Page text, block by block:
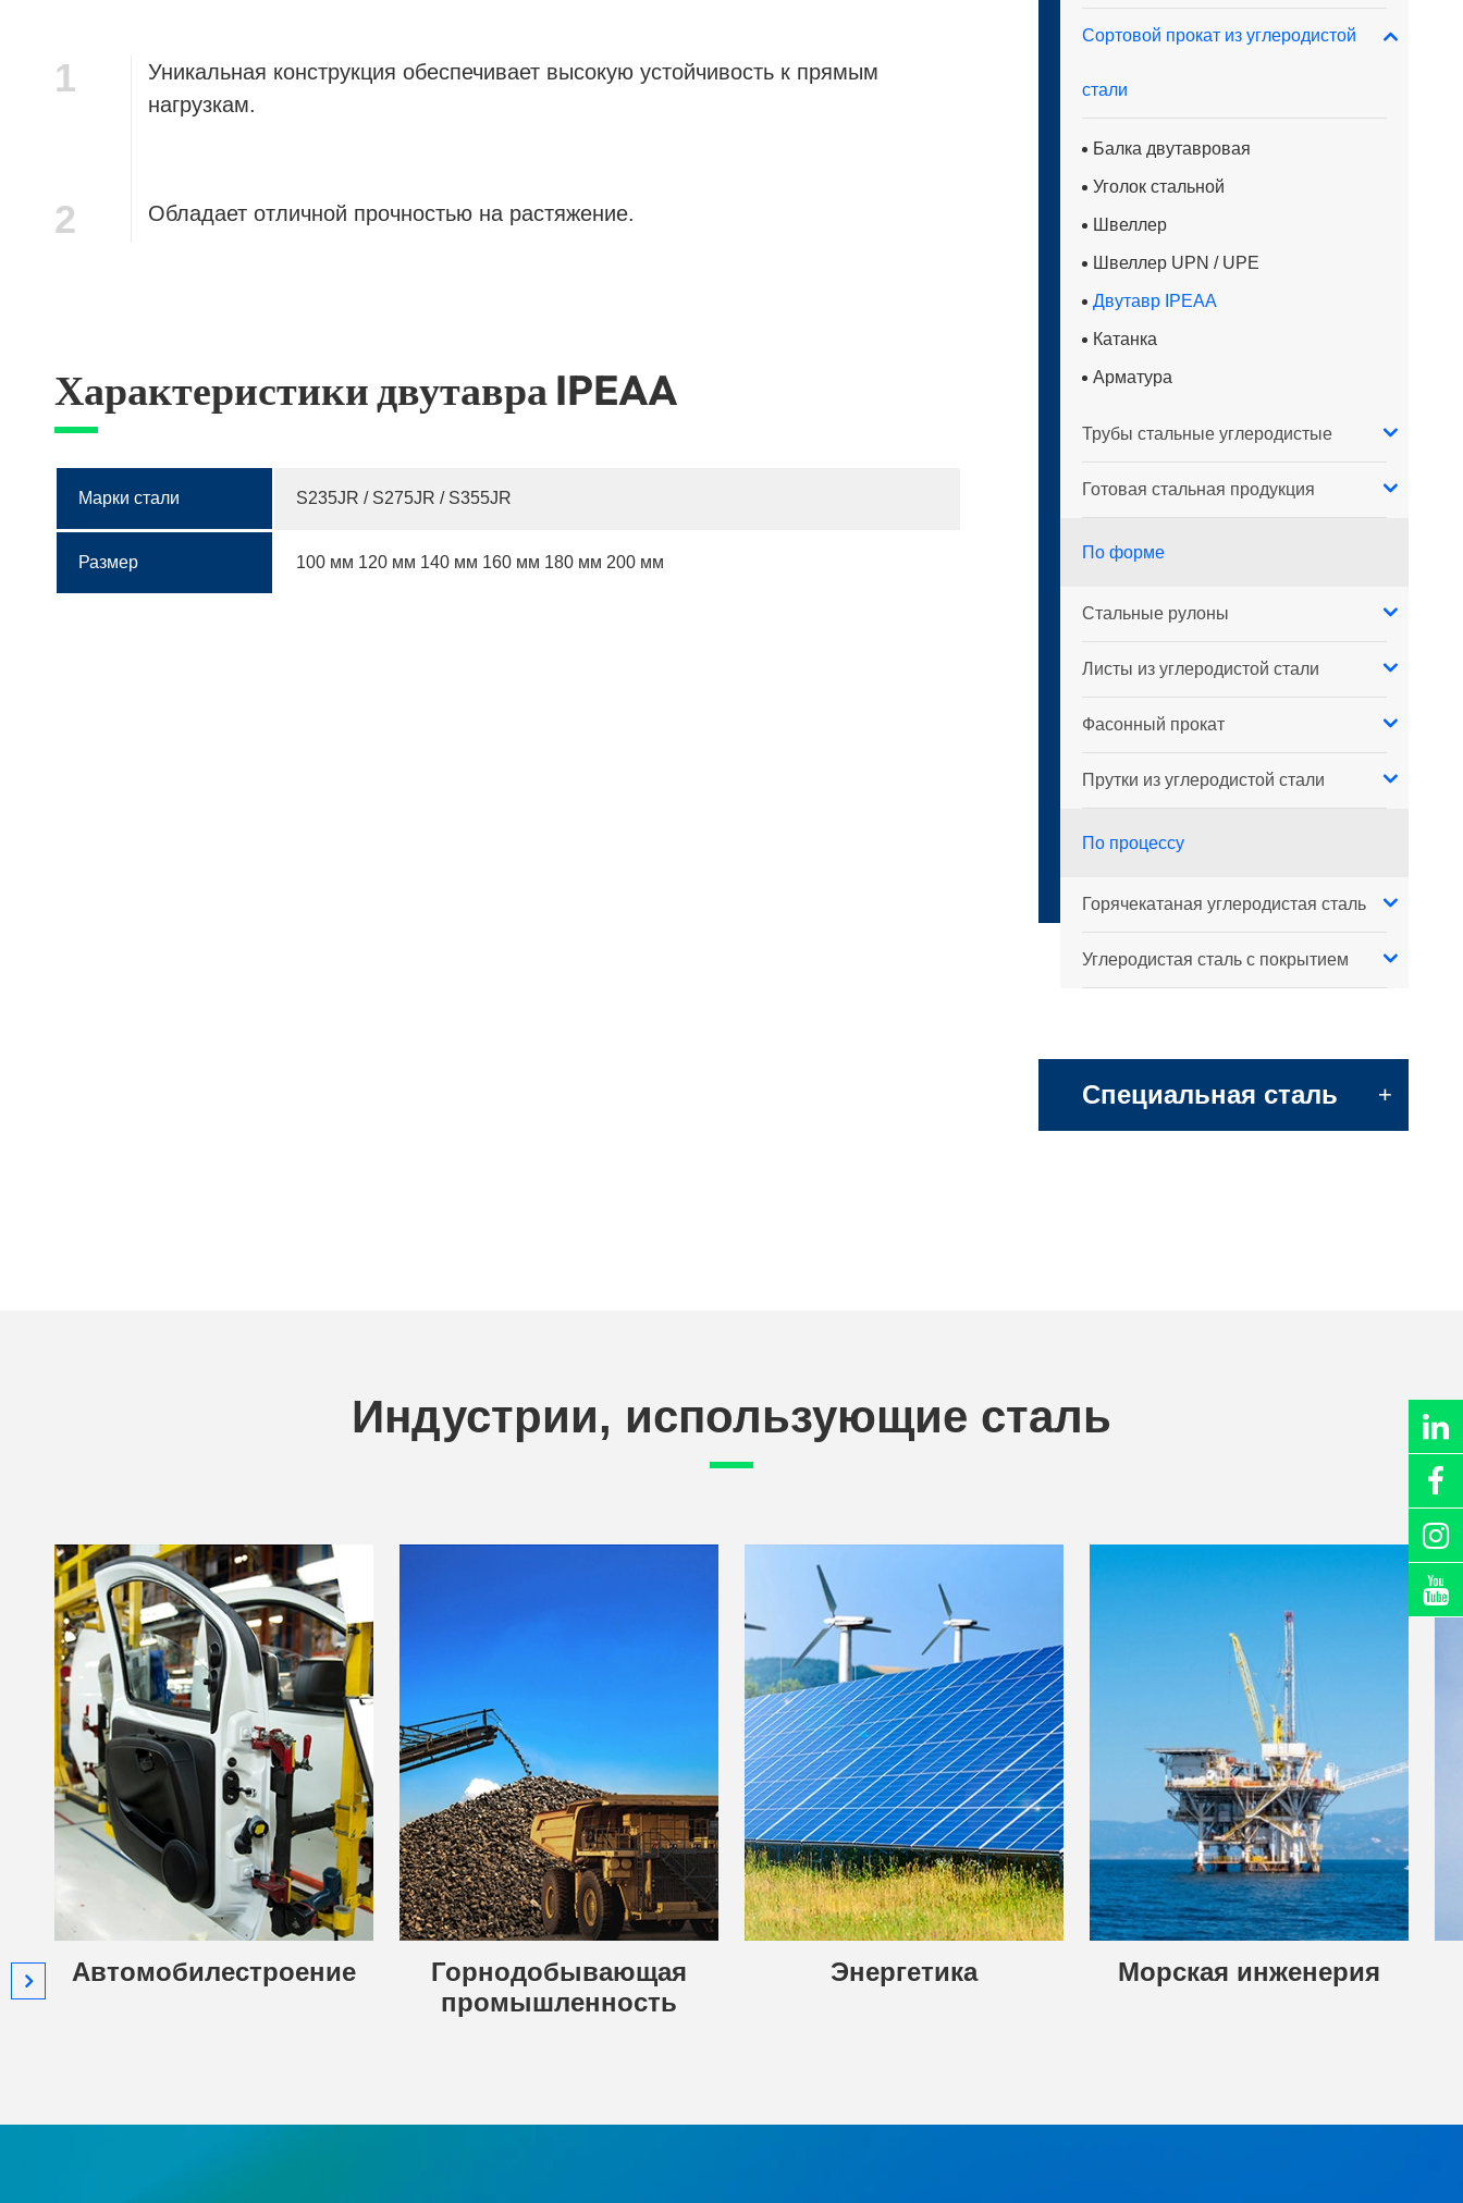
1
Уникальная конструкция обеспечивает высокую устойчивость к прямым
нагрузкам.
2 Обладает отличной прочностью на растяжение.
Характеристики двутавра IPEAA
Марки стали S235JR / S275JR / S355JR
Размер 100 мм 120 мм 140 мм 160 мм 180 мм 200 мм
Сортовой прокат из углеродистой
стали
Балка двутавровая
Уголок стальной
Швеллер
Швеллер UPN / UPE
Двутавр IPEAA
Катанка
Арматура
Трубы стальные углеродистые
Готовая стальная продукция
По форме
Стальные рулоны
Листы из углеродистой стали
Фасонный прокат
Прутки из углеродистой стали
По процессу
Горячекатаная углеродистая сталь
Углеродистая сталь с покрытием
Специальная сталь +
Индустрии, использующие сталь
Автомобилестроение
Горнодобывающая
промышленность
Энергетика Морская инженерия